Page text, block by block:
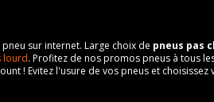
sur internet. Large choix de pneus pas
lourd. Profitez de nos promos pneus à tous
! Evitez l'usure de vos pneus et